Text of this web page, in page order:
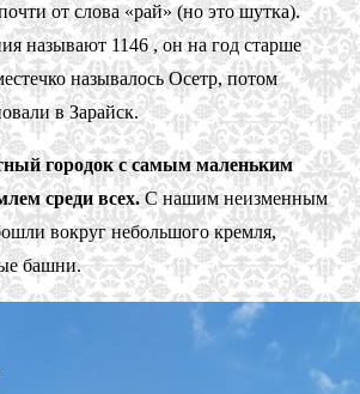
от слова «рай» (но это шутка).
называют 1146 , он на год старше
называлось Осетр, потом
в Зарайск.
городок с самым маленьким
среди всех.С нашим неизменным
вокруг небольшого кремля,
башни.